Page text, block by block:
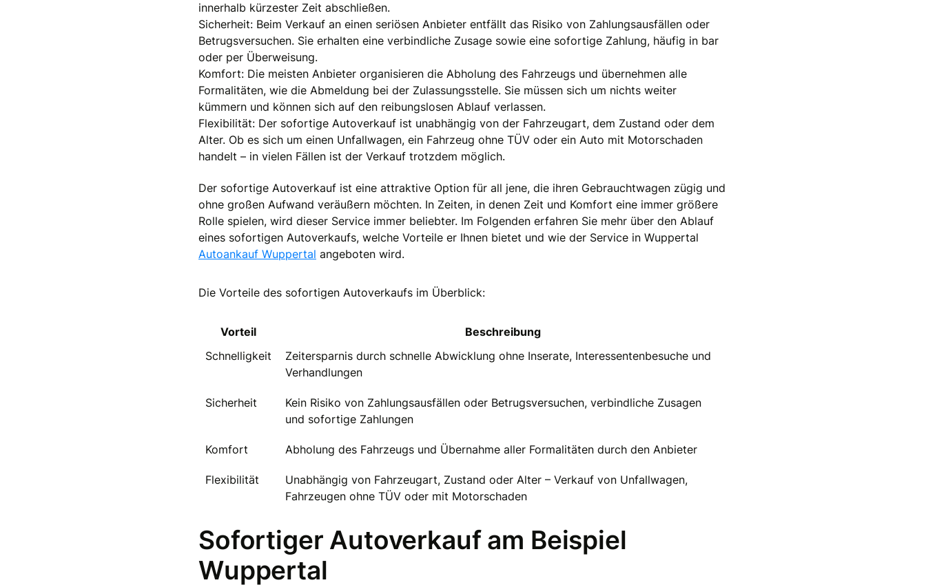
innerhalb kürzester Zeit abschließen.
Sicherheit: Beim Verkauf an einen seriösen Anbieter entfällt das Risiko von Zahlungsausfällen oder
Betrugsversuchen. Sie erhalten eine verbindliche Zusage sowie eine sofortige Zahlung, häufig in bar
oder per Überweisung.
Komfort: Die meisten Anbieter organisieren die Abholung des Fahrzeugs und übernehmen alle
Formalitäten, wie die Abmeldung bei der Zulassungsstelle. Sie müssen sich um nichts weiter
kümmern und können sich auf den reibungslosen Ablauf verlassen.
Flexibilität: Der sofortige Autoverkauf ist unabhängig von der Fahrzeugart, dem Zustand oder dem
Alter. Ob es sich um einen Unfallwagen, ein Fahrzeug ohne TÜV oder ein Auto mit Motorschaden
handelt – in vielen Fällen ist der Verkauf trotzdem möglich.
Der sofortige Autoverkauf ist eine attraktive Option für all jene, die ihren Gebrauchtwagen zügig und
ohne großen Aufwand veräußern möchten. In Zeiten, in denen Zeit und Komfort eine immer größere
Rolle spielen, wird dieser Service immer beliebter. Im Folgenden erfahren Sie mehr über den Ablauf
eines sofortigen Autoverkaufs, welche Vorteile er Ihnen bietet und wie der Service in Wuppertal
Autoankauf Wuppertal angeboten wird.
Die Vorteile des sofortigen Autoverkaufs im Überblick:
Vorteil
Beschreibung
Schnelligkeit
Zeitersparnis durch schnelle Abwicklung ohne Inserate, Interessentenbesuche und
Verhandlungen
Sicherheit
Kein Risiko von Zahlungsausfällen oder Betrugsversuchen, verbindliche Zusagen
und sofortige Zahlungen
Komfort Abholung des Fahrzeugs und Übernahme aller Formalitäten durch den Anbieter
Flexibilität
Unabhängig von Fahrzeugart, Zustand oder Alter – Verkauf von Unfallwagen,
Fahrzeugen ohne TÜV oder mit Motorschaden
Sofortiger Autoverkauf am Beispiel
Wuppertal